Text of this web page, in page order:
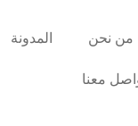
من نحن المدونة
معنا